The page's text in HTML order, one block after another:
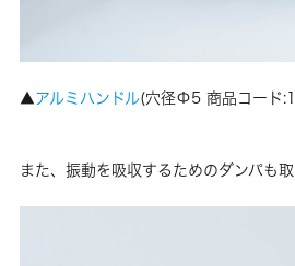
▲アルミハンドル(穴径Φ5 商品コード
また、振動を吸収するためのダンパも取